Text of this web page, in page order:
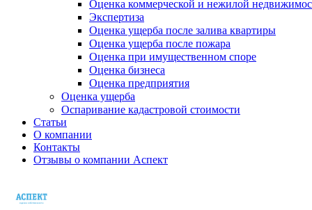
Оценка коммерческой и нежилой
Экспертиза
Оценка ущерба после залива квартиры
Оценка ущерба после пожара
Оценка при имущественном споре
Оценка бизнеса
Оценка предприятия
Оценка ущерба
Оспаривание кадастровой стоимости
Статьи
О компании
Контакты
Отзывы о компании Аспект